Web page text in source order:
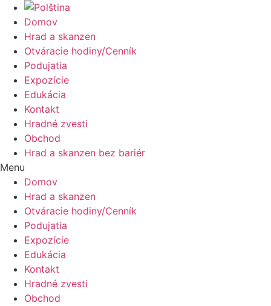
Domov
Hrad a skanzen
Otváracie hodiny/Cenník
Podujatia
Expozície
Edukácia
Kontakt
Hradné zvesti
Obchod
Hrad a skanzen bez bariér
Menu
Domov
Hrad a skanzen
Otváracie hodiny/Cenník
Podujatia
Expozície
Edukácia
Kontakt
Hradné zvesti
Obchod